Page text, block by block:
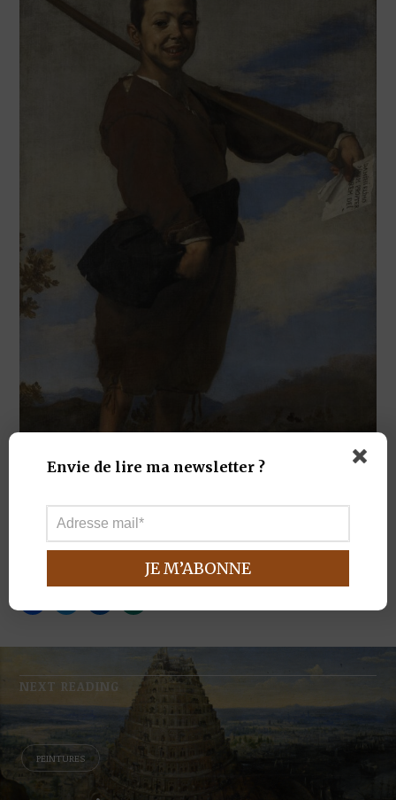
Jusepe De Ribera, Le Pied Bot, 1642
NEXT READING
PEINTURES
Envie de lire ma newsletter ?